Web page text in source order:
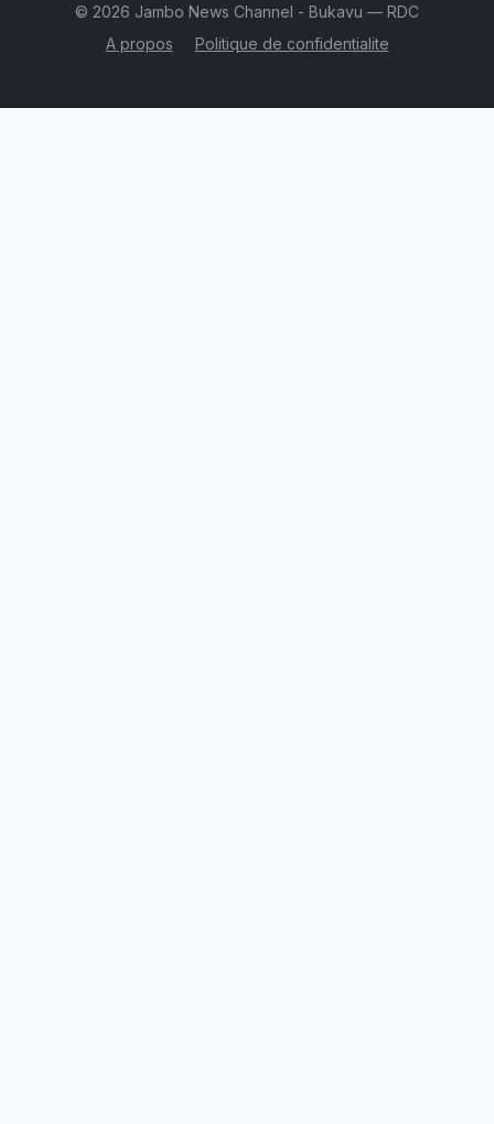
© 2026 Jambo News Channel - Bukavu — RDC
A propos
Politique de confidentialite